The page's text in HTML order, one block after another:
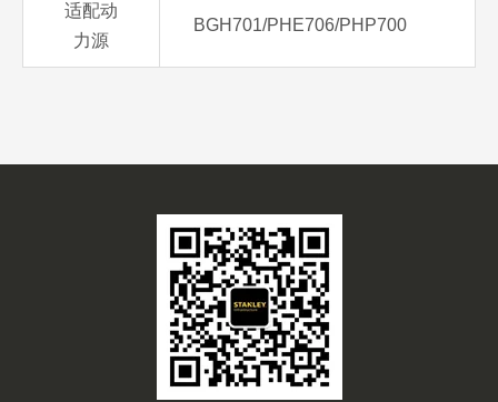
适配动
力源
BGH701/PHE706/PHP700